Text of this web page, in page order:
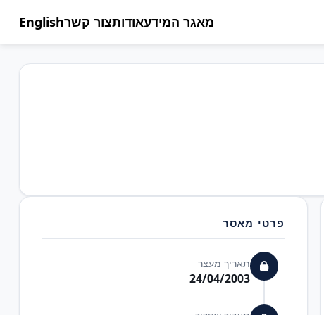
מאגר המידעאודותצור קשרEnglish
פרטי מאסר
תאריך מעצר
24/04/2003